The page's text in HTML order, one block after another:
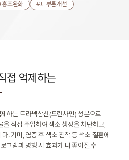
홍조완화 #피부톤개선
접 억제하는
하는 트라넥삼산(도란사민) 성분으로
직접 주입하여 색소 생성을 차단하고,
다.기미, 염증 후 색소 침착 등 색소 질환에
그램과 병행 시 효과가 더 좋아질 수